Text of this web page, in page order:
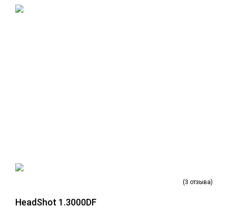
(3 отзыва)
HeadShot 1.3000DF